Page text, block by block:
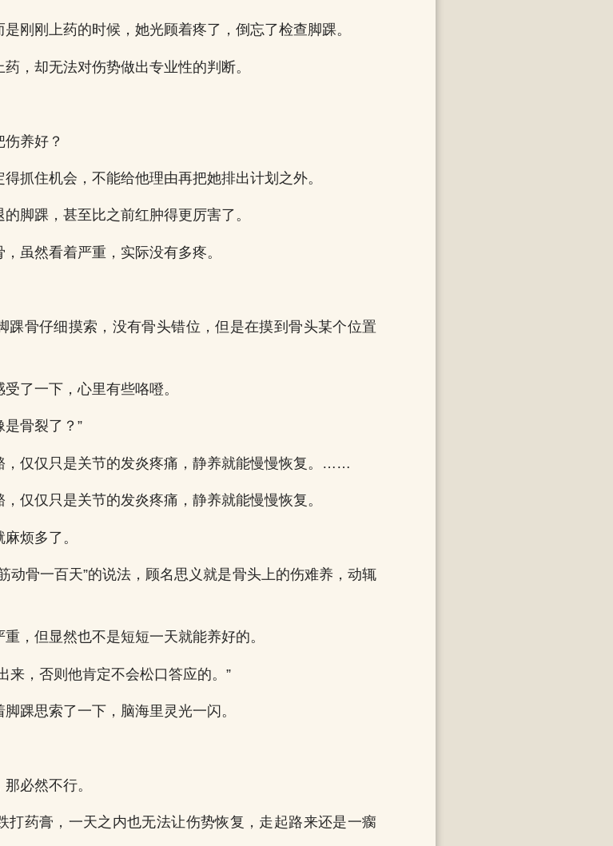
刚刚上药的时候，她光顾着疼了，倒忘了检查脚踝。
，却无法对伤势做出专业性的判断。
养好？
抓住机会，不能给他理由再把她排出计划之外。
脚踝，甚至比之前红肿得更厉害了。
虽然看着严重，实际没有多疼。
踝骨仔细摸索，没有骨头错位，但是在摸到骨头某个位置
了一下，心里有些咯噔。
骨裂了？”
，仅仅只是关节的发炎疼痛，静养就能慢慢恢复。……
仅仅只是关节的发炎疼痛，静养就能慢慢恢复。
烦多了。
动骨一百天”的说法，顾名思义就是骨头上的伤难养，动辄
，但显然也不是短短一天就能养好的。
来，否则他肯定不会松口答应的。”
踝思索了一下，脑海里灵光一闪。
必然不行。
打药膏，一天之内也无法让伤势恢复，走起路来还是一瘸